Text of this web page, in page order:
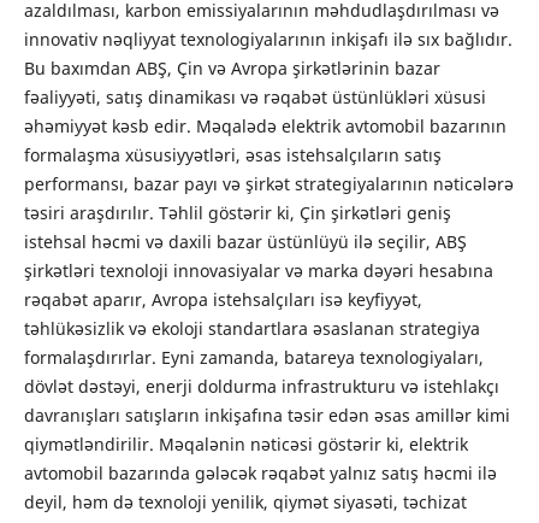
azaldılması, karbon emissiyalarının məhdudlaşdırılması və
innovativ nəqliyyat texnologiyalarının inkişafı ilə sıx bağlıdır.
Bu baxımdan ABŞ, Çin və Avropa şirkətlərinin bazar
fəaliyyəti, satış dinamikası və rəqabət üstünlükləri xüsusi
əhəmiyyət kəsb edir. Məqalədə elektrik avtomobil bazarının
formalaşma xüsusiyyətləri, əsas istehsalçıların satış
performansı, bazar payı və şirkət strategiyalarının nəticələrə
təsiri araşdırılır. Təhlil göstərir ki, Çin şirkətləri geniş
istehsal həcmi və daxili bazar üstünlüyü ilə seçilir, ABŞ
şirkətləri texnoloji innovasiyalar və marka dəyəri hesabına
rəqabət aparır, Avropa istehsalçıları isə keyfiyyət,
təhlükəsizlik və ekoloji standartlara əsaslanan strategiya
formalaşdırırlar. Eyni zamanda, batareya texnologiyaları,
dövlət dəstəyi, enerji doldurma infrastrukturu və istehlakçı
davranışları satışların inkişafına təsir edən əsas amillər kimi
qiymətləndirilir. Məqalənin nəticəsi göstərir ki, elektrik
avtomobil bazarında gələcək rəqabət yalnız satış həcmi ilə
deyil, həm də texnoloji yenilik, qiymət siyasəti, təchizat